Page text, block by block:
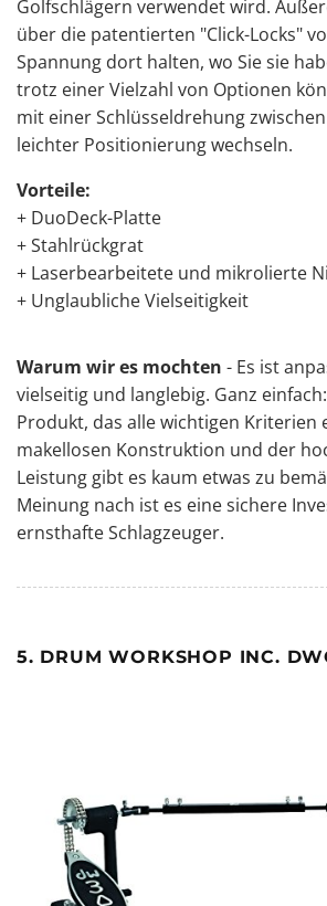
Golfschlägern verwendet wird.
über die patentierten "Click-Locks"
Spannung dort halten, wo Sie sie
trotz einer Vielzahl von Optionen
mit einer Schlüsseldrehung
leichter Positionierung wechseln.
Vorteile:
+ DuoDeck-Platte
+ Stahlrückgrat
+ Laserbearbeitete und mikrolierte
+ Unglaubliche Vielseitigkeit
Warum wir es mochten - Es ist
vielseitig und langlebig. Ganz
Produkt, das alle wichtigen Kriterien
makellosen Konstruktion und der
Leistung gibt es kaum etwas zu
Meinung nach ist es eine sichere
ernsthafte Schlagzeuger.
5. DRUM WORKSHOP INC.